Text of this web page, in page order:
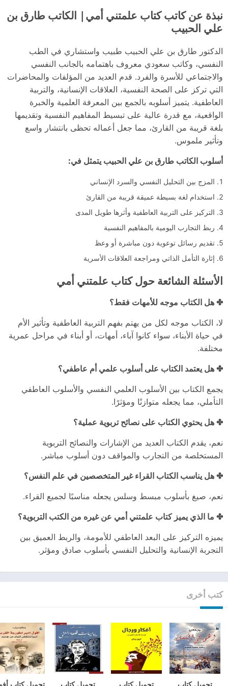
نبذة عن كاتب كتاب علمتني أمي| الكاتب طارق بن
علي الحبيب
الدكتور طارق بن علي الحبيب طبيب واستشاري في الطب
النفسي، وكاتب سعودي معروف باهتمامه بالجانب النفسي
والاجتماعي للأسرة والفرد. قدم العديد من المؤلفات والمحاضرات
التي تركز على الصحة النفسية، العلاقات الإنسانية، والتربية
العاطفية. يتميز أسلوبه بالجمع بين المعرفة العلمية والخبرة
الواقعية، مع قدرة عالية على تبسيط المفاهيم النفسية وتقديمها
بلغة قريبة من القارئ، مما جعل أعماله تحظى بانتشار واسع
وتأثير ملموس.
أسلوب الكاتب طارق بن علي الحبيب يتمثل في:
المزج بين التحليل النفسي والسرد الإنساني
استخدام لغة بسيطة عميقة قريبة من القارئ
التركيز على التربية العاطفية وأثرها طويل المدى
ربط التجارب اليومية بالمفاهيم النفسية
تقديم رسائل توعوية دون مباشرة أو وعظ
إثارة التأمل الذاتي ومراجعة العلاقات الأسرية
الأسئلة الشائعة حول كتاب علمتني أمي
✤ هل الكتاب موجه للأمهات فقط؟
لا، الكتاب موجه لكل من يهتم بفهم التربية العاطفية وتأثير الأم
في حياة الأبناء، سواء كانوا آباء، أمهات، أو أبناء في مراحل عمرية
مختلفة.
✤ هل يعتمد الكتاب على أسلوب علمي أم عاطفي؟
يجمع الكتاب بين الأسلوب العلمي النفسي والأسلوب العاطفي
التأملي، مما يجعله متوازنًا ومؤثرًا.
✤ هل يحتوي الكتاب على نصائح تربوية عملية؟
نعم، يقدم الكتاب العديد من الإشارات والنصائح التربوية
المستخلصة من التجارب والمواقف دون أسلوب مباشر.
✤ هل يناسب الكتاب القراء غير المتخصصين في علم النفس؟
نعم، صيغ بأسلوب مبسط وسلس يجعله مناسبًا لجميع القراء.
✤ ما الذي يميز كتاب علمتني أمي عن غيره من الكتب التربوية؟
يميزه التركيز على البعد العاطفي للأمومة، والربط العميق بين
التجربة الإنسانية والتحليل النفسي بأسلوب صادق ومؤثر.
كتب أخرى
تحميل كتاب
تحميل كتاب
تحميل كتاب
تحميل كتاب